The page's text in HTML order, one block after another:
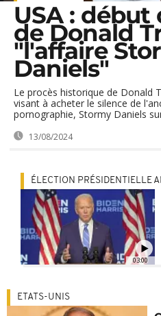
USA : début
de Donald
"l'affaire
Daniels"
Le procès historique de Donald
visant à acheter le silence de
pornographie, Stormy Daniels
13/08/2024
03:00
ÉLECTION PRÉSIDENTIELLE
ETATS-UNIS